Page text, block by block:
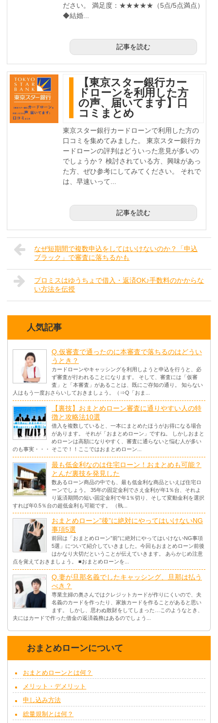
ださい。 満足度：★★★★★（5点/5点満点）
◆結婚...
記事を読む
【東京スター銀行カー
ドローンを利用した方
の声、届いてます】口
コミまとめ
東京スター銀行カードローンで利用した方の
口コミを集めてみました。 東京スター銀行カ
ードローンの評判はどういった意見が多いの
でしょうか？ 検討されている方、興味があっ
た方、ぜひ参考にしてみてください。 それで
は、早速いって...
記事を読む
なぜ短期間で複数申込をしてはいけないのか？「申込
ブラック」で審査に落ちるかも
プロミスはゆうちょで借入・返済OK♪手数料のかからな
い方法を伝授
人気記事
Q.仮審査で通ったのに本審査で落ちるのはどうい
うとき？
カードローンやキャッシングを利用しようと申込を行うと、必
ず審査が行われることになります。 そして、審査には「仮審
査」と「本審査」があることは、既にご存知の通り。 知らない
人はもう一度おさらいしておきましょう。（⇒Q「おま...
【裏技】おまとめローン審査に通りやすい人の特
徴と攻略法10選
借入を複数していると、一本にまとめたほうがお得になる場合
があります。 それが「おまとめローン」ですね。 しかしおまと
めローンは高額になりやすく、審査に通らないと悩む人が多い
のも事実・・・ そこで！！ここではおまとめローン...
最も低金利なのは住宅ローン！おまとめも可能？
とんだ裏技を発見した
数あるローン商品の中でも、最も低金利な商品といえば住宅ロ
ーンでしょう。 35年の固定金利でさえ金利が年1％台、それよ
り返済期間の短い固定金利で年1％切り、そして変動金利を選択
すれば年0.5％台の超低金利も可能です。 （執...
おまとめローン”後”に絶対にやってはいけないNG
事項5選
前回は「おまとめローン”前”に絶対にやってはいけないNG事項
5選」について紹介していきました。今回もおまとめローン前後
はかなり大切だということが伝えていきます。 あらかじめ注意
点を覚えておきましょう。 ■おまとめローンを...
Q.妻が旦那名義でしたキャッシング、旦那は払う
べき？
専業主婦の奥さんではクレジットカードが作りにくいので、夫
名義のカードを作ったり、家族カードを作ることがあると思い
ます。 しかし、思わぬ散財をしてしまった…このようなとき、
夫にはカードで作った借金の返済義務はあるのでしょう...
おまとめローンについて
おまとめローンとは何？
メリット・デメリット
申し込み方法
総量規制とは何？